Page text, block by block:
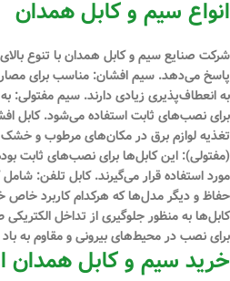
انواع سیم و کابل همدان
شرکت صنایع سیم و کابل همدان با تنوع
پاسخ می‌دهد. سیم افشان: مناسب برای
به انعطاف‌پذیری زیادی دارند. سیم
برای نصب‌های ثابت استفاده می‌شود. کابل
تغذیه لوازم برق در مکان‌های مرطوب و
(مفتولی): این کابل‌ها برای نصب‌های ثابت
مورد استفاده قرار می‌گیرند. کابل تلفن:
حفاظ و دیگر مدل‌ها که هرکدام کاربرد خاص
کابل‌ها به منظور جلوگیری از تداخل
برای نصب در محیط‌های بیرونی و مقاوم به باد
خرید سیم و کابل همدان